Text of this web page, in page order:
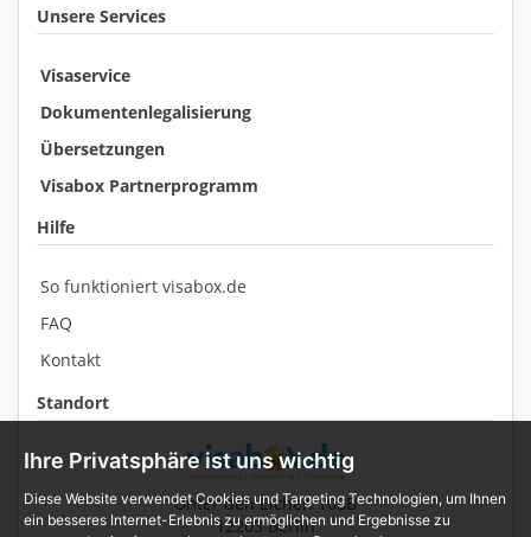
Ihre Privatsphäre ist uns wichtig
Diese Website verwendet Cookies und Targeting Technologien, um Ihnen
ein besseres Internet-Erlebnis zu ermöglichen und Ergebnisse zu
Unsere Services
Visaservice
Dokumentenlegalisierung
Übersetzungen
Visabox Partnerprogramm
Hilfe
So funktioniert visabox.de
FAQ
Kontakt
Standort
Unter den Eichen 108B
12203 Berlin